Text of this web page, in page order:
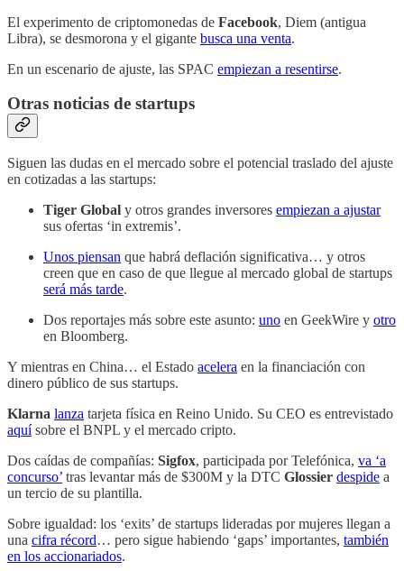
El experimento de criptomonedas de Facebook, Diem (antigua
Libra), se desmorona y el gigante busca una venta.
En un escenario de ajuste, las SPAC empiezan a resentirse.
Otras noticias de startups
Siguen las dudas en el mercado sobre el potencial traslado del ajuste
en cotizadas a las startups:
Tiger Global y otros grandes inversores empiezan a ajustar
sus ofertas ‘in extremis’.
Unos piensan que habrá deflación significativa… y otros
creen que en caso de que llegue al mercado global de startups
será más tarde.
Dos reportajes más sobre este asunto: uno en GeekWire y otro
en Bloomberg.
Y mientras en China… el Estado acelera en la financiación con
dinero público de sus startups.
Klarna lanza tarjeta física en Reino Unido. Su CEO es entrevistado
aquísobre el BNPL y el mercado cripto.
Dos caídas de compañías: Sigfox, participada por Telefónica, va ‘a
concurso’ tras levantar más de $300M y la DTC Glossier despide a
un tercio de su plantilla.
Sobre igualdad: los ‘exits’ de startups lideradas por mujeres llegan a
una cifra récord… pero sigue habiendo ‘gaps’ importantes, también
en los accionariados.